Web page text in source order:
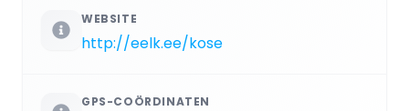
WEBSITE
http://eelk.ee/kose
GPS-COÖRDINATEN